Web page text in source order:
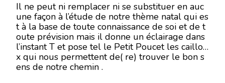
Il ne peut ni remplacer ni se substituer en auc
une façon à l’étude de notre thème natal qui es
t à la base de toute connaissance de soi et de t
oute prévision mais il donne un éclairage dans
l’instant T et pose tel le Petit Poucet les caillou
x qui nous permettent de( re) trouver le bon s
ens de notre chemin .